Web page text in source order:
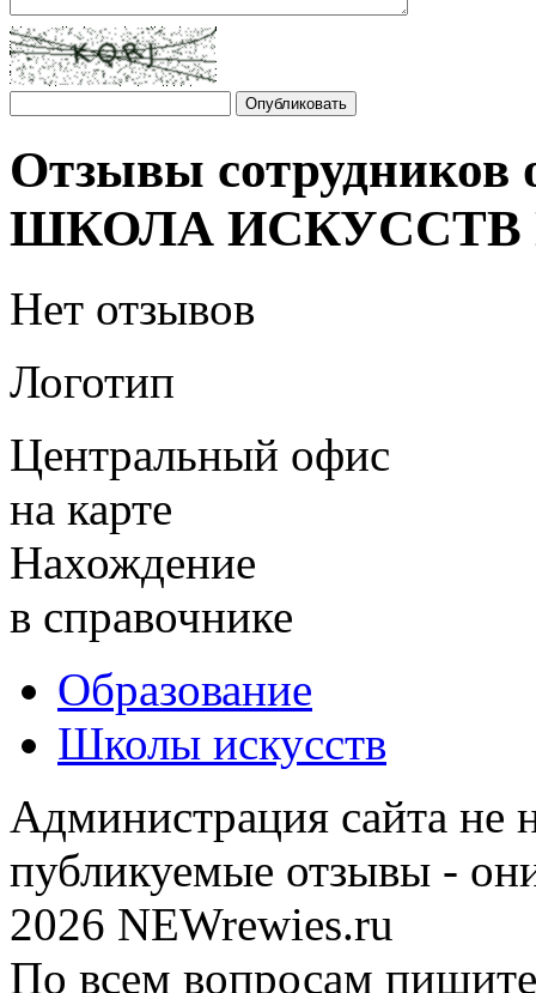
Отзывы
ШКОЛА ИСКУССТВ
Нет отзывов
Логотип
Центральный офис
на карте
Нахождение
в справочнике
Образование
Школы искусств
Администрация сайта не
публикуемые отзывы -
2026 NEWrewies.ru
По всем вопросам